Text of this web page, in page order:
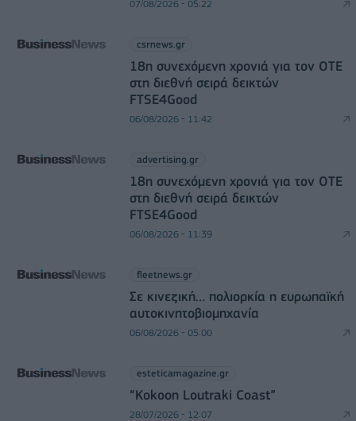
07/08/2026 - 05:22
csrnews.gr
18η συνεχόμενη χρονιά για τον ΟΤΕ
στη διεθνή σειρά δεικτών
FTSE4Good
06/08/2026 - 11:42
advertising.gr
18η συνεχόμενη χρονιά για τον ΟΤΕ
στη διεθνή σειρά δεικτών
FTSE4Good
06/08/2026 - 11:39
fleetnews.gr
Σε κινεζική… πολιορκία η ευρωπαϊκή
αυτοκινητοβιομηχανία
06/08/2026 - 05:00
esteticamagazine.gr
“Kokoon Loutraki Coast”
28/07/2026 - 12:07